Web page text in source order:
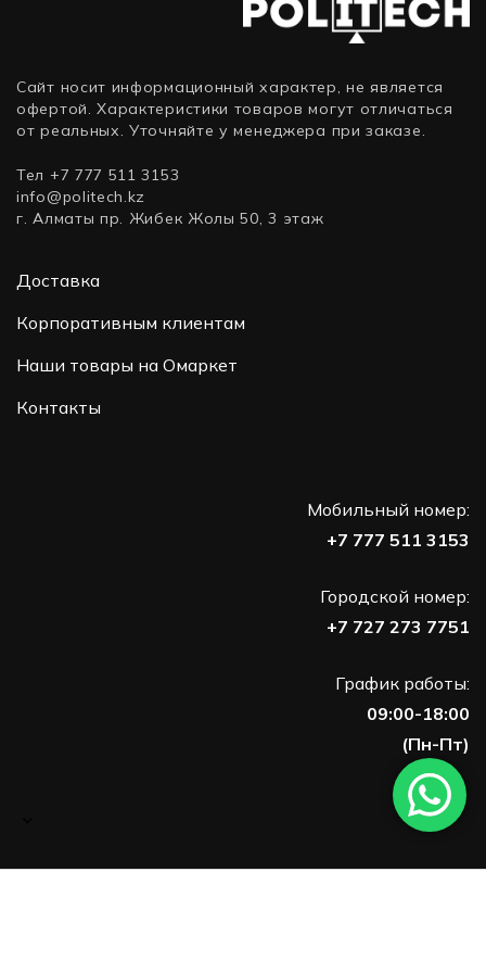
Сайт носит информационный характер, не является
офертой. Характеристики товаров могут отличаться
от реальных. Уточняйте у менеджера при заказе.
Тел +7 777 511 3153
info@politech.kz
г. Алматы пр. Жибек Жолы 50, 3 этаж
Доставка
Корпоративным клиентам
Наши товары на Омаркет
Контакты
Мобильный номер:
+7 777 511 3153
Городской номер:
+7 727 273 7751
График работы:
09:00-18:00
(Пн-Пт)